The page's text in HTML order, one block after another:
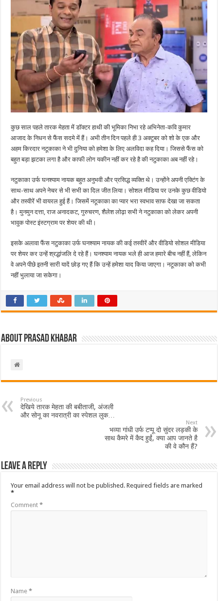
कुछ साल पहले तारक मेहता में डॉक्टर हाथी की भूमिका निभा रहे अभिनेता-कवि कुमार
आजाद के निधन से फैंस सदमे में हैं। अभी तीन दिन पहले ही 3 अक्टूबर को शो के एक और
अहम किरदार नटूकाका ने भी दुनिया को हमेशा के लिए अलविदा कह दिया। जिससे फैंस को
बहुत बड़ा झटका लगा है और काफी लोग यकीन नहीं कर रहे है की नटुकाका अब नहीं रहे।
नटुकाका उर्फ ​​घनश्याम नायक बहुत अनुभवी और प्रसिद्ध व्यक्ति थे। उन्होंने अपनी एक्टिंग के
साथ-साथ अपने नेचर से भी सभी का दिल जीत लिया। सोशल मीडिया पर उनके कुछ वीडियो
और तस्वीरें भी वायरल हुई हैं। जिसमें नटूकाका का प्यार भरा स्वभाव साफ देखा जा सकता
है। मुनमुन दत्ता, राज अनादकट, गुरुचरण, शैलेश लोढ़ा सभी ने नटुकाका को लेकर अपनी
भावुक पोस्ट इंस्टग्राम पर शेयर की थी।
इसके अलावा फैंस नटुकाका उर्फ ​​घनश्याम नायक की कई तस्वीरें और वीडियो सोशल मीडिया
पर शेयर कर उन्हें श्रद्धांजलि दे रहे हैं। घनश्याम नायक भले ही आज हमारे बीच नहीं हैं, लेकिन
वे अपने पीछे इतनी सारी यादें छोड़ गए हैं कि उन्हें हमेशा याद किया जाएगा। नटूकाका को कभी
नहीं भुलाया जा सकेगा।
About Prasad Khabar
Previous
देखिये तारक मेहता की बबीताजी, अंजली
और सोनू का नवरात्री का स्पेशल लुक…
Next
भव्या गांधी उर्फ टप्पू दो सुंदर लड़की के
साथ कैमरे में कैद हुईं, क्या आप जानते है
की वे कौन हैं?
Leave a Reply
Your email address will not be published. Required fields are marked
*
Comment*
Name*